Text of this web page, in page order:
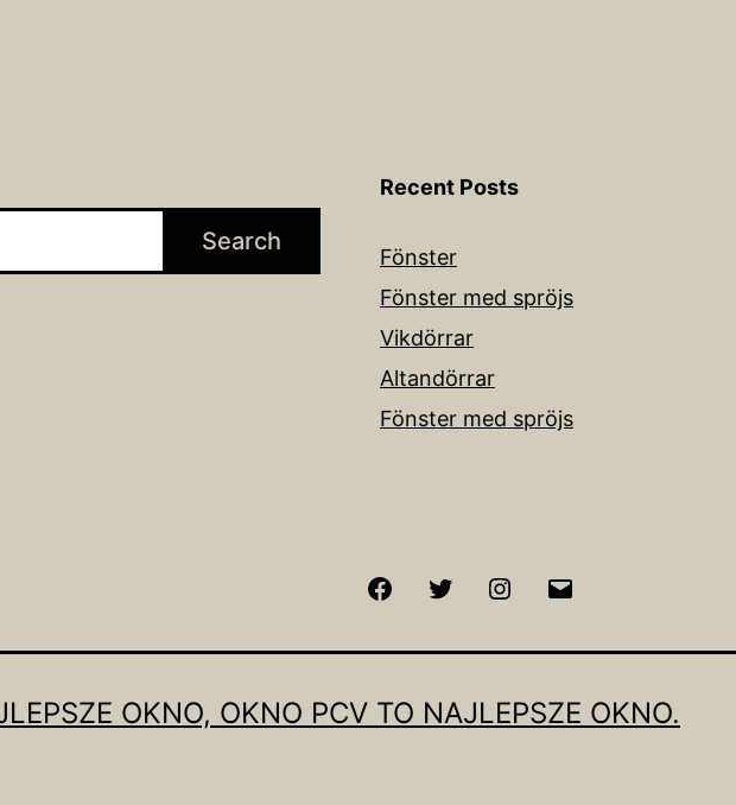
Search
Recent Posts
Fönster
Fönster med spröjs
Vikdörrar
Altandörrar
Fönster med spröjs
FacebookTwitter Instagram
OKNO, OKNO PCV TO NAJLEPSZE OKNO.